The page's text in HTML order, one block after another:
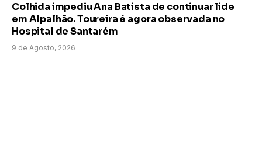
Colhida impediu Ana Batista de continuar lide
em Alpalhão. Toureira é agora observada no
Hospital de Santarém
9 de Agosto, 2026